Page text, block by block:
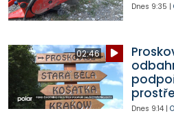
Dnes 9:35 |
02:46
Dnes 9:14|